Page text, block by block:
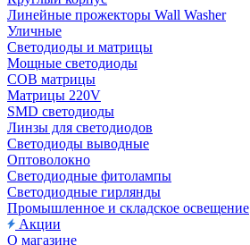
Линейные прожекторы Wall Washer
Уличные
Светодиоды и матрицы
Мощные светодиоды
COB матрицы
Матрицы 220V
SMD светодиоды
Линзы для светодиодов
Светодиоды выводные
Оптоволокно
Светодиодные фитолампы
Светодиодные гирлянды
Промышленное и складское освещение
Акции
О магазине